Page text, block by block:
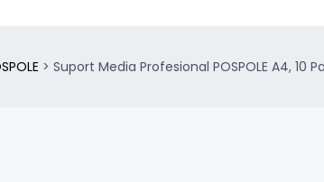
> Suport Media Profesional POSPOLE A4, 10